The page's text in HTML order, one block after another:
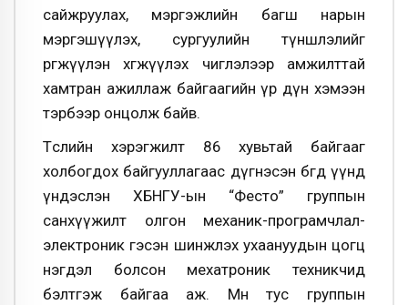
сайжруулах, мэргэжлийн багш нарын
мэргэшүүлэх, сургуулийн түншлэлийг
өргөжүүлэн хөгжүүлэх чиглэлээр амжилттай
хамтран ажиллаж байгаагийн үр дүн хэмээн
тэрбээр онцолж байв.
Төслийн хэрэгжилт 86 хувьтай байгааг
холбогдох байгууллагаас дүгнэсэн бөгөөд үүнд
үндэслэн ХБНГУ-ын “Фесто” группын
санхүүжилт олгон механик-програмчлал-
электроник гэсэн шинжлэх ухаануудын цогц
нэгдэл болсон мехатроник техникчид
бэлтгэж байгаа аж. Мөн тус группын